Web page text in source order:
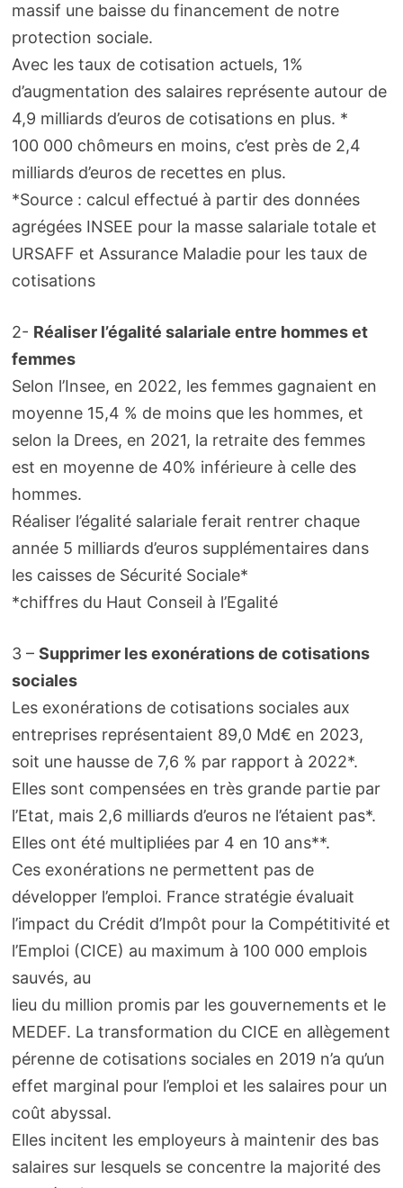
massif une baisse du financement de notre
protection sociale.
Avec les taux de cotisation actuels, 1%
d’augmentation des salaires représente autour de
4,9 milliards d’euros de cotisations en plus. *
100 000 chômeurs en moins, c’est près de 2,4
milliards d’euros de recettes en plus.
*Source : calcul effectué à partir des données
agrégées INSEE pour la masse salariale totale et
URSAFF et Assurance Maladie pour les taux de
cotisations
2- Réaliser l’égalité salariale entre hommes et
femmes
Selon l’Insee, en 2022, les femmes gagnaient en
moyenne 15,4 % de moins que les hommes, et
selon la Drees, en 2021, la retraite des femmes
est en moyenne de 40% inférieure à celle des
hommes.
Réaliser l’égalité salariale ferait rentrer chaque
année 5 milliards d’euros supplémentaires dans
les caisses de Sécurité Sociale*
*chiffres du Haut Conseil à l’Egalité
3 – Supprimer les exonérations de cotisations
sociales
Les exonérations de cotisations sociales aux
entreprises représentaient 89,0 Md€ en 2023,
soit une hausse de 7,6 % par rapport à 2022*.
Elles sont compensées en très grande partie par
l’Etat, mais 2,6 milliards d’euros ne l’étaient pas*.
Elles ont été multipliées par 4 en 10 ans**.
Ces exonérations ne permettent pas de
développer l’emploi. France stratégie évaluait
l’impact du Crédit d’Impôt pour la Compétitivité et
l’Emploi (CICE) au maximum à 100 000 emplois
sauvés, au
lieu du million promis par les gouvernements et le
MEDEF. La transformation du CICE en allègement
pérenne de cotisations sociales en 2019 n’a qu’un
effet marginal pour l’emploi et les salaires pour un
coût abyssal.
Elles incitent les employeurs à maintenir des bas
salaires sur lesquels se concentre la majorité des